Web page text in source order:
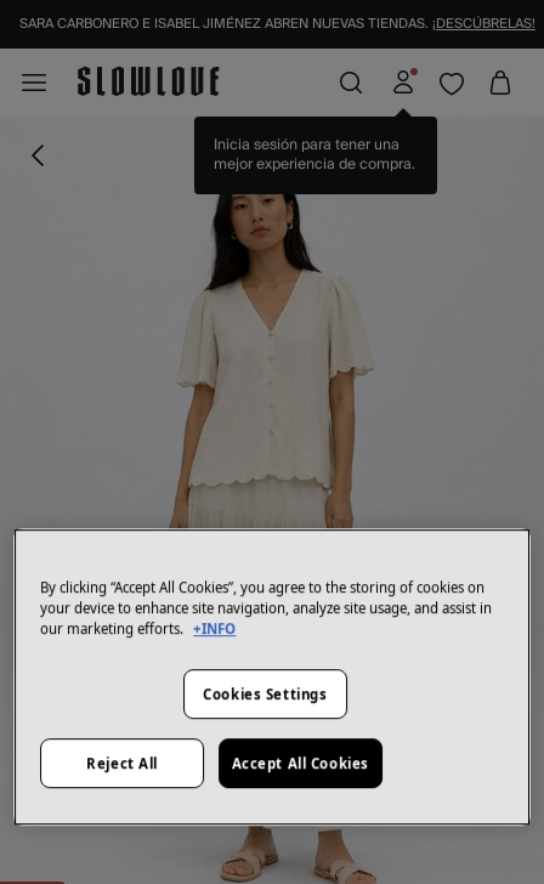
Inicia sesión para tener una
mejor experiencia de compra.
By clicking “Accept All Cookies”, you agree to the storing of cookies on
your device to enhance site navigation, analyze site usage, and assist in
our marketing efforts. +INFO
Cookies Settings
Reject All Accept All Cookies